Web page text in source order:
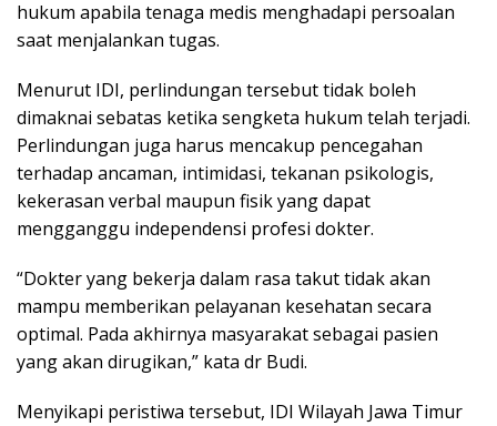
hukum apabila tenaga medis menghadapi persoalan
saat menjalankan tugas.
Menurut IDI, perlindungan tersebut tidak boleh
dimaknai sebatas ketika sengketa hukum telah terjadi.
Perlindungan juga harus mencakup pencegahan
terhadap ancaman, intimidasi, tekanan psikologis,
kekerasan verbal maupun fisik yang dapat
mengganggu independensi profesi dokter.
“Dokter yang bekerja dalam rasa takut tidak akan
mampu memberikan pelayanan kesehatan secara
optimal. Pada akhirnya masyarakat sebagai pasien
yang akan dirugikan,” kata dr Budi.
Menyikapi peristiwa tersebut, IDI Wilayah Jawa Timur